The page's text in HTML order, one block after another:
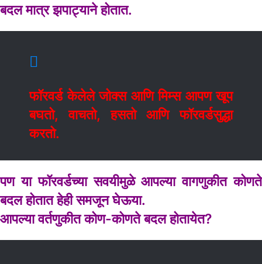
बदल मात्र झपाट्याने होतात.
फॉरवर्ड केलेले जोक्स आणि मिम्स आपण खूप
बघतो, वाचतो, हसतो आणि फॉरवर्डसुद्धा
करतो.
पण या फॉरवर्डच्या सवयीमुळे आपल्या वागणुकीत कोणते
बदल होतात हेही समजून घेऊया.
आपल्या वर्तणुकीतकोण-कोणते बदल होतायेत?